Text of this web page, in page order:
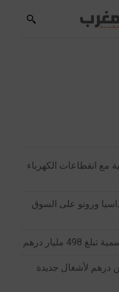
مع انقطاعات الكهرباء
ورونو على السوق
مليار درهم
رقراق تخصص 5.04 ملايين درهم لأشغال جديدة